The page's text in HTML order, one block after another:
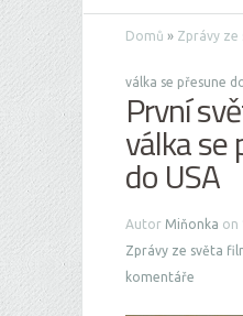
Domů » Zprávy ze
válka se přesune
První
válka se
do USA
Autor Miňonka on
Zprávy ze světa
komentáře